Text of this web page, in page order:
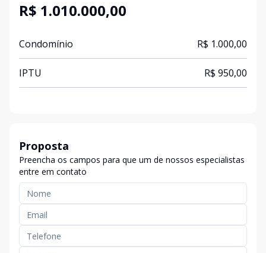
R$ 1.010.000,00
Condomínio R$ 1.000,00
IPTU R$ 950,00
Proposta
Preencha os campos para que um de nossos especialistas
entre em contato